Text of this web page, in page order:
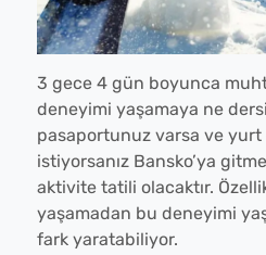
3 gece 4 gün boyunca
deneyimi yaşamaya ne
pasaportunuz varsa ve yurt
istiyorsanız Bansko’ya
aktivite tatili olacaktır.
yaşamadan bu deneyimi
fark yaratabiliyor.